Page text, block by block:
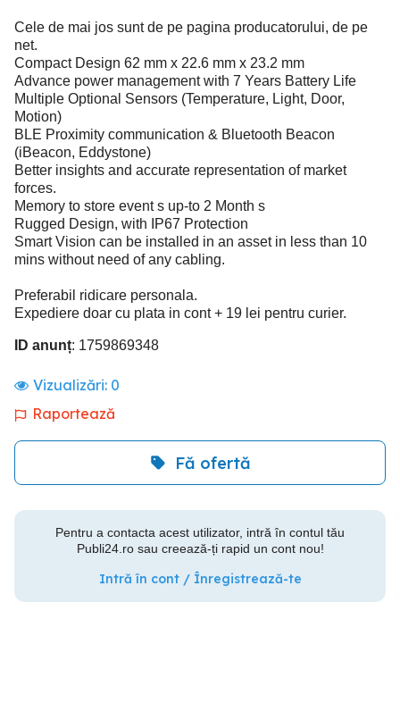
Cele de mai jos sunt de pe pagina producatorului, de pe
net.
Compact Design 62 mm x 22.6 mm x 23.2 mm
Advance power management with 7 Years Battery Life
Multiple Optional Sensors (Temperature, Light, Door,
Motion)
BLE Proximity communication & Bluetooth Beacon
(iBeacon, Eddystone)
Better insights and accurate representation of market
forces.
Memory to store event s up-to 2 Month s
Rugged Design, with IP67 Protection
Smart Vision can be installed in an asset in less than 10
mins without need of any cabling.
Preferabil ridicare personala.
Expediere doar cu plata in cont + 19 lei pentru curier.
ID anunț: 1759869348
Vizualizări: 0
Raportează
Fă ofertă
Pentru a contacta acest utilizator, intră în contul tău
Publi24.ro sau creează-ți rapid un cont nou!
Intră în cont / Înregistrează-te